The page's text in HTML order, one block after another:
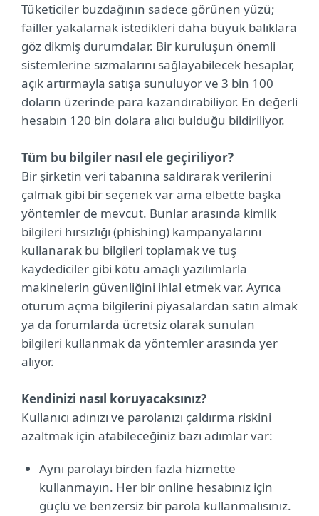
Tüketiciler buzdağının sadece görünen yüzü;
failler yakalamak istedikleri daha büyük balıklara
göz dikmiş durumdalar. Bir kuruluşun önemli
sistemlerine sızmalarını sağlayabilecek hesaplar,
açık artırmayla satışa sunuluyor ve 3 bin 100
doların üzerinde para kazandırabiliyor. En değerli
hesabın 120 bin dolara alıcı bulduğu bildiriliyor.
Tüm bu bilgiler nasıl ele geçiriliyor?
Bir şirketin veri tabanına saldırarak verilerini
çalmak gibi bir seçenek var ama elbette başka
yöntemler de mevcut. Bunlar arasında kimlik
bilgileri hırsızlığı (phishing) kampanyalarını
kullanarak bu bilgileri toplamak ve tuş
kaydediciler gibi kötü amaçlı yazılımlarla
makinelerin güvenliğini ihlal etmek var. Ayrıca
oturum açma bilgilerini piyasalardan satın almak
ya da forumlarda ücretsiz olarak sunulan
bilgileri kullanmak da yöntemler arasında yer
alıyor.
Kendinizi nasıl koruyacaksınız?
Kullanıcı adınızı ve parolanızı çaldırma riskini
azaltmak için atabileceğiniz bazı adımlar var:
Aynı parolayı birden fazla hizmette
kullanmayın. Her bir online hesabınız için
güçlü ve benzersiz bir parola kullanmalısınız.